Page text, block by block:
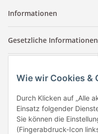
Informationen
Gesetzliche Informationen
Tuccar GmbH
Raum A-123
Anton-Kux-Str.2
41460 Neuss
E-Mail: info @
Wie wir Cookies &
Durch Klicken auf „Alle
Einsatz folgender
Sie können die
(Fingerabdruck-Icon